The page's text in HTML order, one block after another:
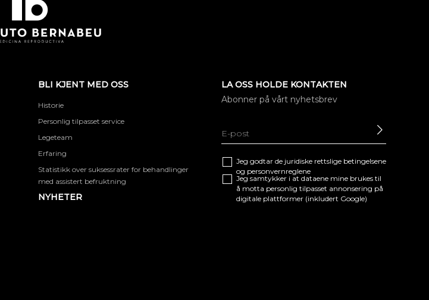
BLI KJENT MED OSS
Historie
Personlig tilpasset service
Legeteam
Erfaring
Statistikk over suksessrater for behandlinger
med assistert befruktning
NYHETER
LA OSS HOLDE KONTAKTEN
Abonner på vårt nyhetsbrev
Jeg godtar de juridiske rettslige betingelsene
og personvernreglene
Jeg samtykker i at dataene mine brukes til
å motta personlig tilpasset annonsering på
digitale plattformer (inkludert Google)